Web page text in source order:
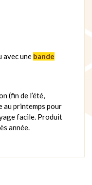
avec une bande
(fin de l’été,
au printemps pour
facile. Produit
année.